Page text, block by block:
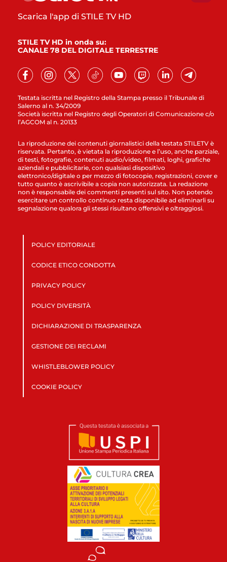
Testata iscritta nel Registro della Stampa presso il Tribunale di
Salerno al n. 34/2009
Società iscritta nel Registro degli Operatori di Comunicazione c/o
l’AGCOM al n. 20133
Scarica l'app di STILE TV HD
STILE TV HD in onda su:
CANALE 78 DEL DIGITALE TERRESTRE
La riproduzione dei contenuti giornalistici della testata STILETV è
riservata. Pertanto, è vietata la riproduzione e l’uso, anche parziale,
di testi, fotografie, contenuti audio/video, filmati, loghi, grafiche
aziendali e pubblicitarie, con qualsiasi dispositivo
elettronico/digitale o per mezzo di fotocopie, registrazioni, cover e
tutto quanto è ascrivibile a copia non autorizzata. La redazione
non è responsabile dei commenti presenti sul sito. Non potendo
esercitare un controllo continuo resta disponibile ad eliminarli su
segnalazione qualora gli stessi risultano offensivi e oltraggiosi.
POLICY EDITORIALE
CODICE ETICO CONDOTTA
PRIVACY POLICY
POLICY DIVERSITÀ
DICHIARAZIONE DI TRASPARENZA
GESTIONE DEI RECLAMI
WHISTLEBLOWER POLICY
COOKIE POLICY